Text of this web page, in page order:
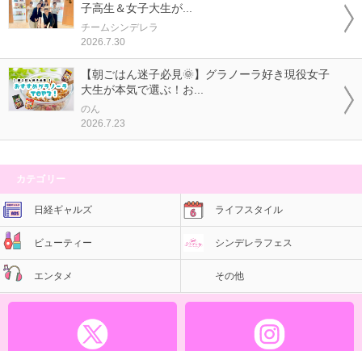
子高生＆女子大生が...
チームシンデレラ
2026.7.30
【朝ごはん迷子必見🌞】グラノーラ好き現役女子
大生が本気で選ぶ！お...
のん
2026.7.23
カテゴリー
日経ギャルズ ライフスタイル
ビューティー シンデレラフェス
エンタメ その他